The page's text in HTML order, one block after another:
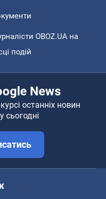
OBOZ.UA на
подій
News
останніх новин
сьогодні